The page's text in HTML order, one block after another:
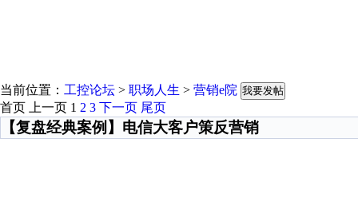
当前位置： 工控论坛 > 职场人生 > 营销e院 我要发帖
首页 上一页 1 2 3 下一页 尾页
【复盘经典案例】电信大客户策反营销